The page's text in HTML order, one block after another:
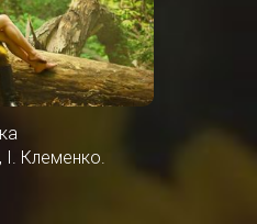
І. Клеменко.